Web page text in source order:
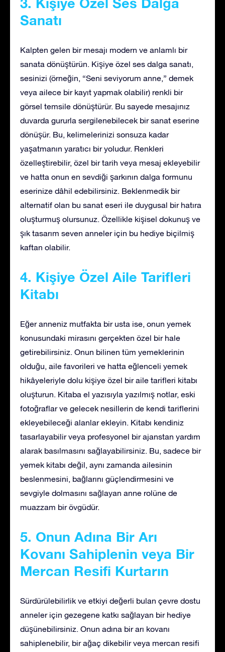
Sanatı
Kalpten gelen bir mesajı modern ve anlamlı bir
sanata dönüştürün. Kişiye özel ses dalga sanatı,
sesinizi (örneğin, “Seni seviyorum anne,” demek
veya ailece bir kayıt yapmak olabilir) renkli bir
görsel temsile dönüştürür. Bu sayede mesajınız
duvarda gururla sergilenebilecek bir sanat eserine
dönüşür. Bu, kelimelerinizi sonsuza kadar
yaşatmanın yaratıcı bir yoludur. Renkleri
özelleştirebilir, özel bir tarih veya mesaj ekleyebilir
ve hatta onun en sevdiği şarkının dalga formunu
eserinize dâhil edebilirsiniz. Beklenmedik bir
alternatif olan bu sanat eseri ile duygusal bir hatıra
oluşturmuş olursunuz. Özellikle kişisel dokunuş ve
şık tasarım seven anneler için bu hediye biçilmiş
kaftan olabilir.
4. Kişiye Özel Aile Tarifleri
Kitabı
Eğer anneniz mutfakta bir usta ise, onun yemek
konusundaki mirasını gerçekten özel bir hale
getirebilirsiniz. Onun bilinen tüm yemeklerinin
olduğu, aile favorileri ve hatta eğlenceli yemek
hikâyeleriyle dolu kişiye özel bir aile tarifleri kitabı
oluşturun. Kitaba el yazısıyla yazılmış notlar, eski
fotoğraflar ve gelecek nesillerin de kendi tariflerini
ekleyebileceği alanlar ekleyin. Kitabı kendiniz
tasarlayabilir veya profesyonel bir ajanstan yardım
alarak basılmasını sağlayabilirsiniz. Bu, sadece bir
yemek kitabı değil, aynı zamanda ailesinin
beslenmesini, bağlarını güçlendirmesini ve
sevgiyle dolmasını sağlayan anne rolüne de
muazzam bir övgüdür.
5. Onun Adına Bir Arı
Kovanı Sahiplenin veya Bir
Mercan Resifi Kurtarın
Sürdürülebilirlik ve etkiyi değerli bulan çevre dostu
anneler için gezegene katkı sağlayan bir hediye
düşünebilirsiniz. Onun adına bir arı kovanı
sahiplenebilir, bir ağaç dikebilir veya mercan resifi